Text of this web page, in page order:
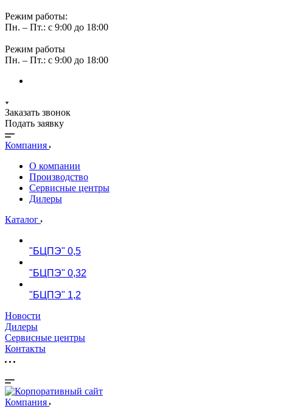
Режим работы:
Пн. – Пт.: с 9:00 до 18:00
Режим работы
Пн. – Пт.: с 9:00 до 18:00
Заказать звонок
Подать заявку
Компания
О компании
Производство
Сервисные центры
Дилеры
Каталог
"БЦПЭ" 0,5
"БЦПЭ" 0,32
"БЦПЭ" 1,2
Новости
Дилеры
Сервисные центры
Контакты
Компания